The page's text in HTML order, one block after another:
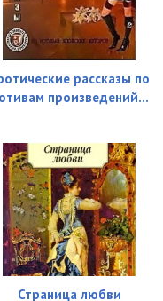
030_kobeli
031_kury_za_oknom
034_buratino
035_vadik
036_polozkovy_zabludilisj
037_o_rodine
рассказы по
произведений...
Страница любви